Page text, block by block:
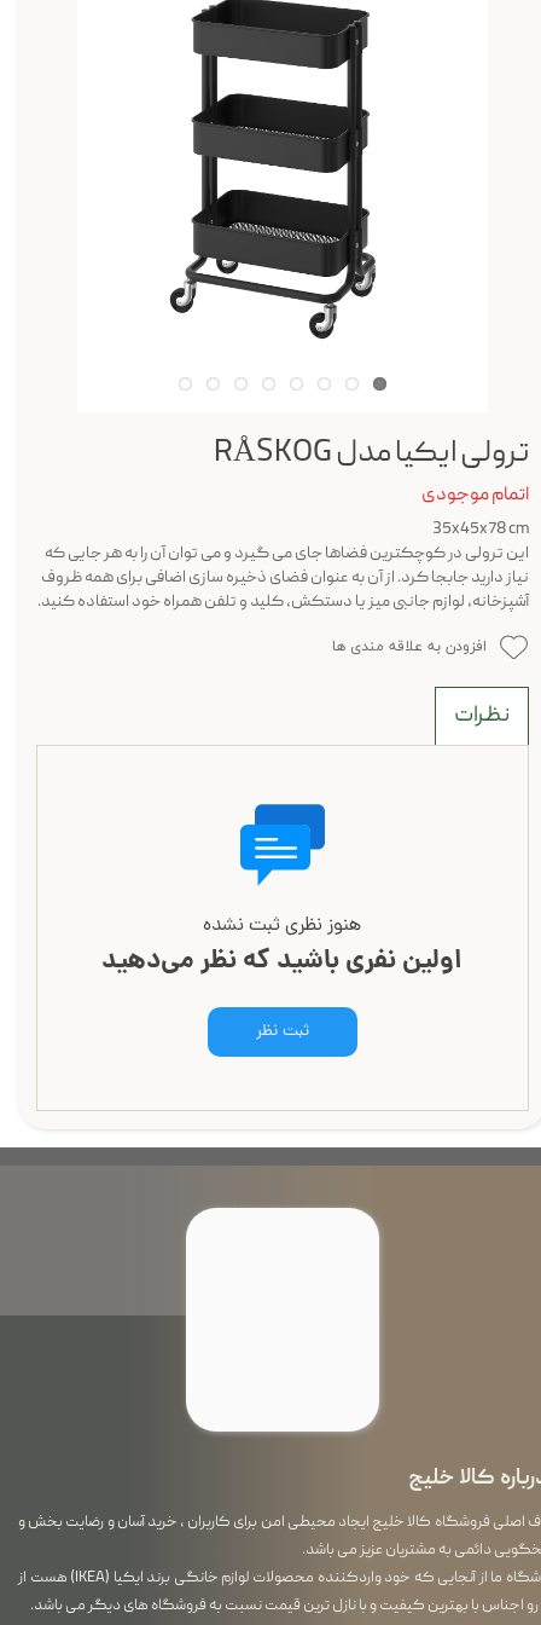
ترولی ایکیا مدل RÅSKOG
اتمام موجودی
35x45x78 cm
این ترولی در کوچکترین فضاها جای می گیرد و می توان آن را به هر جایی که
نیاز دارید جابجا کرد. از آن به عنوان فضای ذخیره سازی اضافی برای همه ظروف
آشپزخانه، لوازم جانبی میز یا دستکش، کلید و تلفن همراه خود استفاده کنید.
افزودن به علاقه مندی ها
نظرات
هنوز نظری ثبت نشده
اولین نفری باشید که نظر می‌دهید
ثبت نظر
کالا خلیج
اصلی فروشگاه کالا خلیج ایجاد محیطی امن برای کاربران ، خرید آسان و رضایت بخش و
دائمی به مشتریان عزیز می باشد.
فروشگاه ما از آنجایی که خود واردکننده محصولات لوازم خانگی برند ایکیا (IKEA) هست از
رو اجناس با بهترین کیفیت و با نازل ترین قیمت نسبت به فروشگاه های دیگر می باشد.